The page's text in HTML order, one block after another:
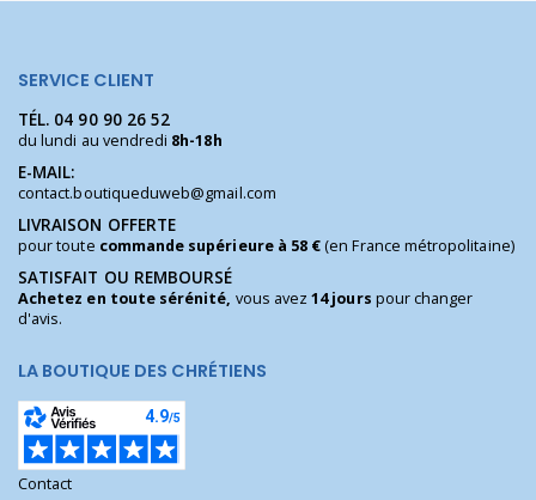
SERVICE CLIENT
TÉL. 04 90 90 26 52
du lundi au vendredi 8h-18h
E-MAIL:
contact.boutiqueduweb@gmail.com
LIVRAISON OFFERTE
pour toute commande supérieure à 58 €(en France métropolitaine)
SATISFAIT OU REMBOURSÉ
Achetez en toute sérénité, vous avez14 jours pour changer
d'avis.
LA BOUTIQUE DES CHRÉTIENS
Contact